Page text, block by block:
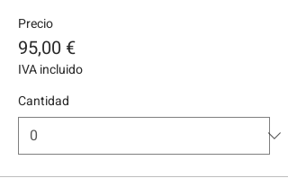
Precio
95,00 €
IVA incluido
Cantidad